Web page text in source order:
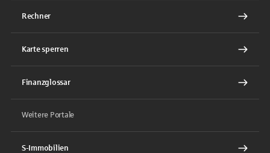
Rechner
Karte sperren
Finanzglossar
Weitere Portale
S-Immobilien